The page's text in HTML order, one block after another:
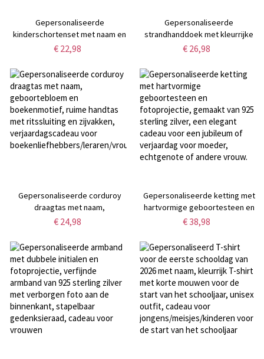
Gepersonaliseerde
kinderschortenset met naam en
foto, 3D-cartoonfiguur, koksmuts
verjaardags-/kerstcadeau voor
kinderen/jongens/meisjes
€ 22,98
Gepersonaliseerde
strandhanddoek met kleurrijke
olieverfletters en naam,
microvezelhanddoek voor bij het
zwembad, ideaal als
vakantiecadeau, geschenk voor
kinderen/vrienden/vrouwen.
€ 26,98
Gepersonaliseerde corduroy
draagtas met naam,
geboortebloem en
met ritssluiting en zijvakken,
verjaardagscadeau voor
boekenliefhebbers/leraren/vrouwen
€ 24,98
Gepersonaliseerde ketting met
hartvormige geboortesteen en
fotoprojectie, gemaakt van 925
cadeau voor een jubileum of
verjaardag voor moeder,
echtgenote of andere vrouw.
€ 38,98